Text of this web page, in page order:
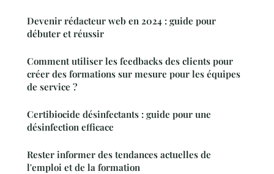
Devenir rédacteur web en 2024 : guide pour
débuter et réussir
Comment utiliser les feedbacks des clients pour
créer des formations sur mesure pour les équipes
de service ?
Certibiocide désinfectants : guide pour une
désinfection efficace
Rester informer des tendances actuelles de
l'emploi et de la formation